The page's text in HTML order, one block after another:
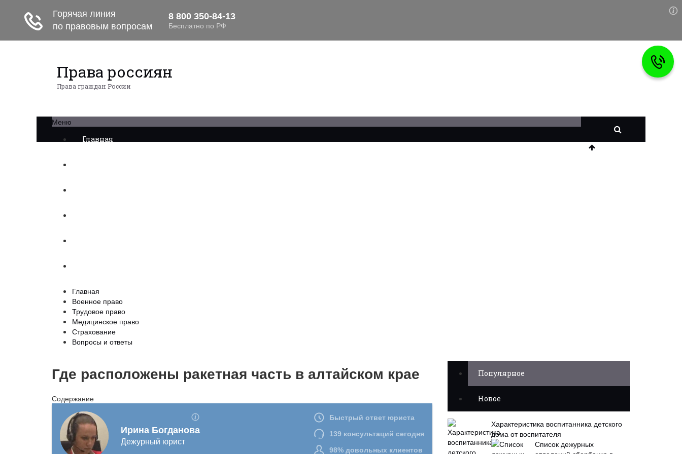
Права россиян
Права граждан России
Меню
Главная
Главная
Военное право
Трудовое право
Медицинское право
Страхование
Вопросы и ответы
Где расположены ракетная часть в алтайском крае
Содержание
Популярное
Новое
Характеристика воспитанника детского
дома от воспитателя
Список дежурных